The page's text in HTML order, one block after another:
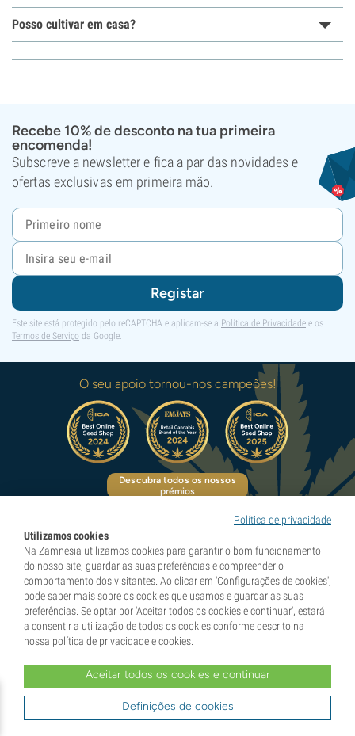
Posso cultivar em casa?
Recebe 10% de desconto na tua primeira
encomenda!
Subscreve a newsletter e fica a par das novidades e
ofertas exclusivas em primeira mão.
Registar
Este site está protegido pelo reCAPTCHA e aplicam-se a Política de Privacidade e os
Termos de Serviço da Google.
O seu apoio tornou-nos campeões!
Descubra todos os nossos
prémios
Pioneiros em experiências naturais
Categorias
Descubra
Política de privacidade
Utilizamos cookies
Na Zamnesia utilizamos cookies para garantir o bom funcionamento
do nosso site, guardar as suas preferências e compreender o
comportamento dos visitantes. Ao clicar em 'Configurações de cookies',
pode saber mais sobre os cookies que usamos e guardar as suas
preferências. Se optar por 'Aceitar todos os cookies e continuar', estará
a consentir a utilização de todos os cookies conforme descrito na
nossa política de privacidade e cookies.
Aceitar todos os cookies e continuar
Definições de cookies